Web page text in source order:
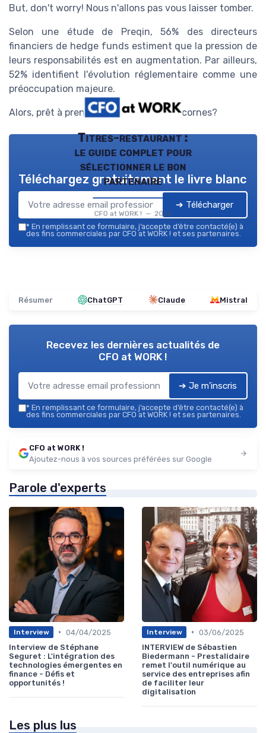
But, don't worry! Nous n'allons pas vous laisser tomber.
Selon une étude de Preqin, 56% des directeurs
financiers de hedge funds estiment que la pression de
leurs responsabilités est en augmentation. Par ailleurs,
52% identifient l'évolution réglementaire comme une
préoccupation majeure.
Alors, prêt à prendre le taureau par les cornes?
Titres-restaurant :
le guide complet pour
sélectionner le bon
partenaire
CFO at WORK ! — 2026
Téléchargez gratuitement le livre blanc
➔ Télécharger
* En remplissant ce formulaire, j’accepte d’être contacté(e) à
des fins commerciales par CFO at WORK ! et ses partenaires.
Résumer ChatGPT Claude Mistral
Recevez les dernières actualités de
CFO at WORK !
➔ Je m'inscris
* En remplissant ce formulaire, j’accepte d’être contacté(e) à
des fins commerciales par CFO at WORK ! et ses partenaires.
CFO at WORK !
Ajoutez-nous à vos sources préférées sur Google
Parole d'experts
Interview • 04/04/2025
Interview de Stéphane
Seguret : L'intégration des
technologies émergentes en
finance - Défis et
opportunités !
Interview • 03/06/2025
INTERVIEW de Sébastien
Biedermann - Prestalidaire
remet l'outil numérique au
service des entreprises afin
de faciliter leur
digitalisation
Les plus lus